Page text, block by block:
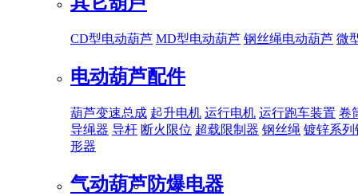
CD型电动葫芦 MD型电动葫芦 钢丝绳电动葫芦 微
电动葫芦配件
葫芦变速总成 起升电机 运行电机 运行跑车装置 卷
导绳器 导杆 断火限位 超载限制器 钢丝绳 镀锌系列
形器
气动葫芦防爆电器